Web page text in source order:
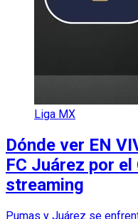
Liga MX
Dónde ver EN
FC Juárez por
streaming
Pumas y Juárez se